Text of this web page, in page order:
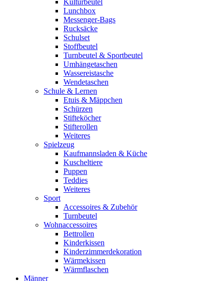
Kulturbeutel
Lunchbox
Messenger-Bags
Rucksäcke
Schulset
Stoffbeutel
Turnbeutel & Sportbeutel
Umhängetaschen
Wassereistasche
Wendetaschen
Schule & Lernen
Etuis & Mäppchen
Schürzen
Stifteköcher
Stifterollen
Weiteres
Spielzeug
Kaufmannsladen & Küche
Kuscheltiere
Puppen
Teddies
Weiteres
Sport
Accessoires & Zubehör
Turnbeutel
Wohnaccessoires
Bettrollen
Kinderkissen
Kinderzimmerdekoration
Wärmekissen
Wärmflaschen
Männer